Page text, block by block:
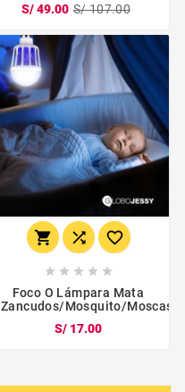
S/ 49.00 S/ 107.00
  
    
Foco O Lámpara Mata
Zancudos/mosquito/moscas
S/ 17.00